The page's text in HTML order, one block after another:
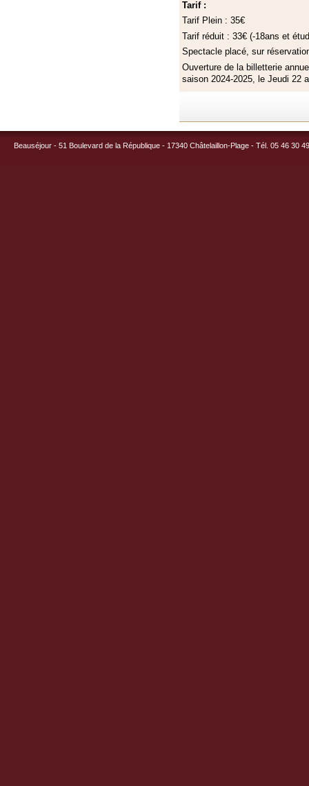
Tarif :
Tarif Plein : 35€
Tarif réduit : 33€ (-18ans et
Spectacle placé, sur
Ouverture de la billetterie
saison 2024-2025, le Jeudi 22
Beauséjour - 51 Boulevard de la République - 17340 Châtelaillon-Plage - Tél. 05 46 30